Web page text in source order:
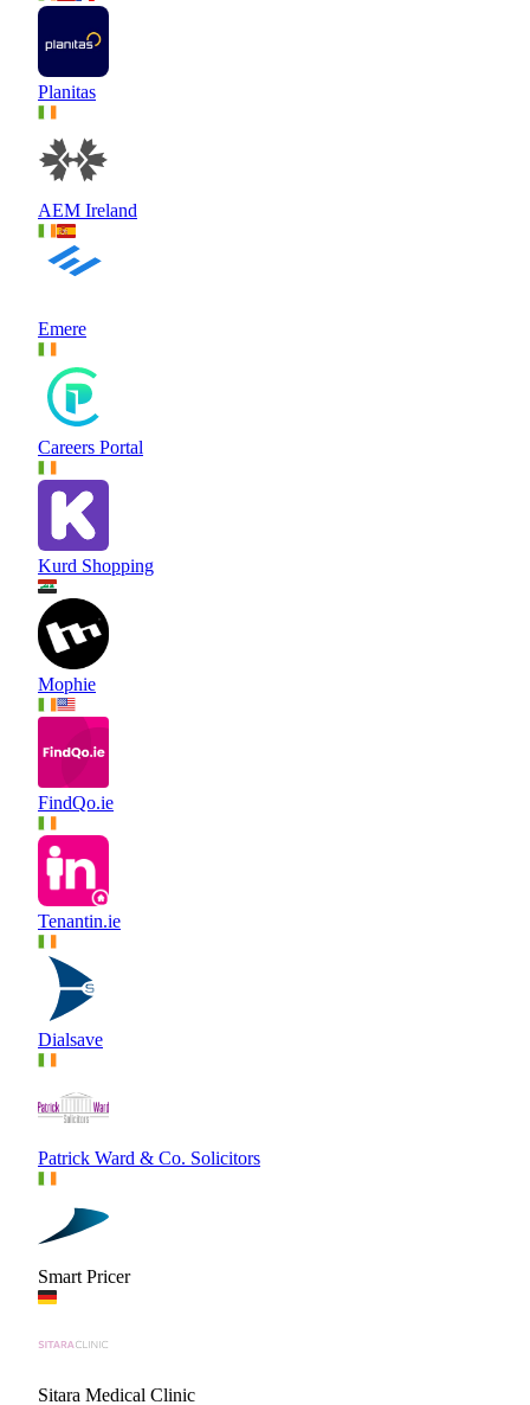
Planitas
AEM Ireland
Emere
Careers Portal
Kurd Shopping
Mophie
FindQo.ie
Tenantin.ie
Dialsave
Patrick Ward & Co. Solicitors
Smart Pricer
Sitara Medical Clinic